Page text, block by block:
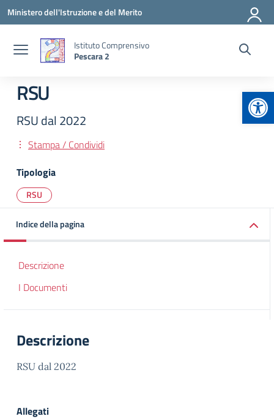
Vai ai contenuti
Vai al menu di navigazione
Vai al footer
Ministero dell'Istruzione e del Merito
Istituto Comprensivo
Pescara 2
RSU
RSU dal 2022
Stampa / Condividi
Tipologia
RSU
Indice della pagina
Descrizione
I Documenti
Descrizione
RSU dal 2022
Allegati